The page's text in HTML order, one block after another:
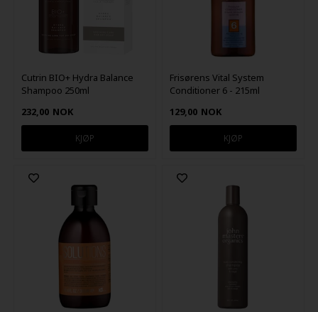
Cutrin BIO+ Hydra Balance
Shampoo 250ml
232,00 NOK
Frisørens Vital System
Conditioner 6 - 215ml
129,00 NOK